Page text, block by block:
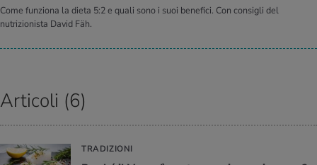
Come funziona la dieta 5:2 e quali sono i suoi benefici. Con consigli del
nutrizionista David Fäh.
Articoli (6)
TRADIZIONI